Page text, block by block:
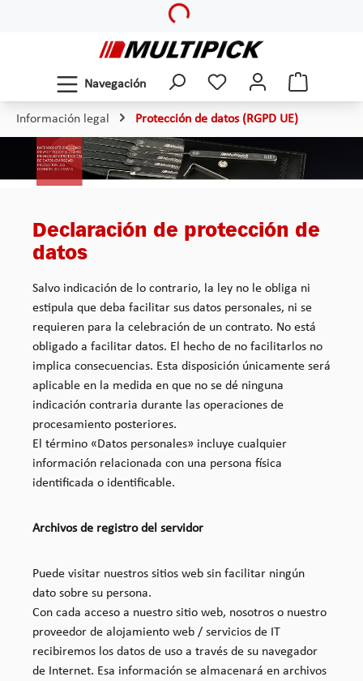
Loading...
Navegación
Información legal Protección de datos (RGPD UE)
Declaración de protección de
datos
Salvo indicación de lo contrario, la ley no le obliga ni
estipula que deba facilitar sus datos personales, ni se
requieren para la celebración de un contrato. No está
obligado a facilitar datos. El hecho de no facilitarlos no
implica consecuencias. Esta disposición únicamente será
aplicable en la medida en que no se dé ninguna
indicación contraria durante las operaciones de
procesamiento posteriores.
El término «Datos personales» incluye cualquier
información relacionada con una persona física
identificada o identificable.
Archivos de registro del servidor
Puede visitar nuestros sitios web sin facilitar ningún
dato sobre su persona.
Con cada acceso a nuestro sitio web, nosotros o nuestro
proveedor de alojamiento web / servicios de IT
recibiremos los datos de uso a través de su navegador
de Internet. Esa información se almacenará en archivos